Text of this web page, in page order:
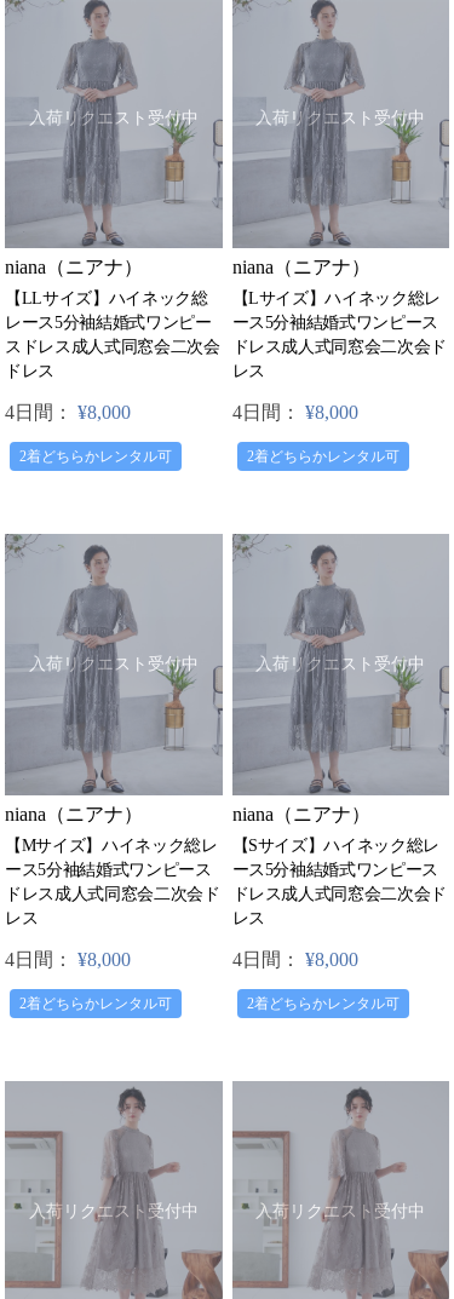
入荷リクエスト受付中
niana（ニアナ）
【LLサイズ】ハイネック総
レース5分袖結婚式ワンピー
スドレス成人式同窓会二次会
ドレス
4日間： ¥8,000
2着どちらかレンタル可
入荷リクエスト受付中
niana（ニアナ）
【Lサイズ】ハイネック総レ
ース5分袖結婚式ワンピース
ドレス成人式同窓会二次会ド
レス
4日間： ¥8,000
2着どちらかレンタル可
入荷リクエスト受付中
niana（ニアナ）
【Mサイズ】ハイネック総レ
ース5分袖結婚式ワンピース
ドレス成人式同窓会二次会ド
レス
4日間： ¥8,000
2着どちらかレンタル可
入荷リクエスト受付中
niana（ニアナ）
【Sサイズ】ハイネック総レ
ース5分袖結婚式ワンピース
ドレス成人式同窓会二次会ド
レス
4日間： ¥8,000
2着どちらかレンタル可
入荷リクエスト受付中 入荷リクエスト受付中